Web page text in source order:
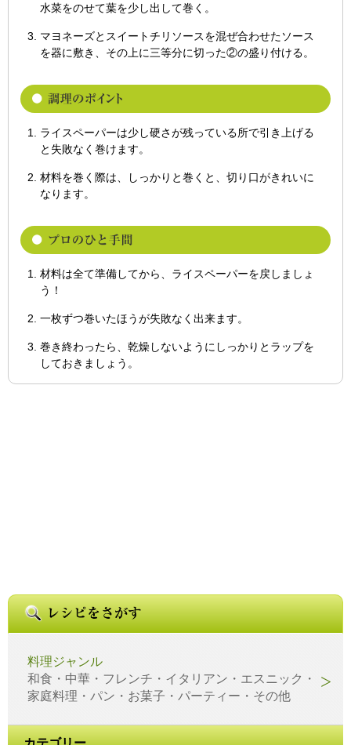
水菜をのせて葉を少し出して巻く。
マヨネーズとスイートチリソースを混ぜ合わせたソース
を器に敷き、その上に三等分に切った②の盛り付ける。
ライスペーパーは少し硬さが残っている所で引き上げる
と失敗なく巻けます。
材料を巻く際は、しっかりと巻くと、切り口がきれいに
なります。
材料は全て準備してから、ライスペーパーを戻しましょ
う！
一枚ずつ巻いたほうが失敗なく出来ます。
巻き終わったら、乾燥しないようにしっかりとラップを
しておきましょう。
料理ジャンル
和食・中華・フレンチ・イタリアン・エスニック・
家庭料理・パン・お菓子・パーティー・その他